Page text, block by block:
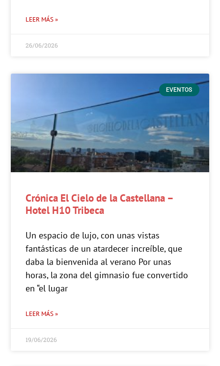
LEER MÁS »
26/06/2026
EVENTOS
Crónica El Cielo de la Castellana –
Hotel H10 Tribeca
Un espacio de lujo, con unas vistas
fantásticas de un atardecer increíble, que
daba la bienvenida al verano Por unas
horas, la zona del gimnasio fue convertido
en “el lugar
LEER MÁS »
19/06/2026